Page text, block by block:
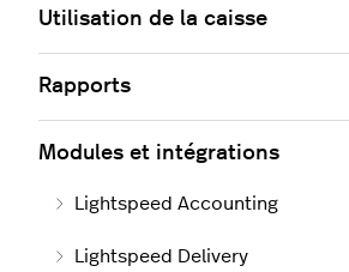
Utilisation de la caisse
Rapports
Modules et intégrations
Lightspeed Accounting
Lightspeed Delivery